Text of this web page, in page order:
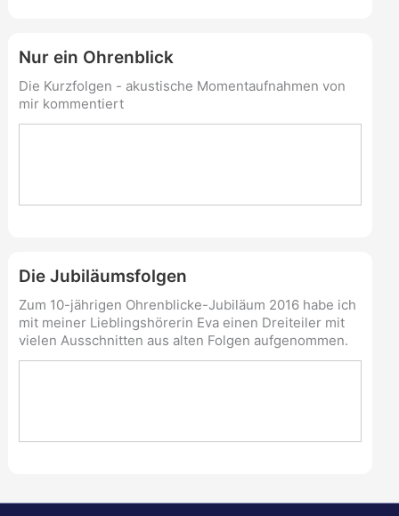
Nur ein Ohrenblick
Die Kurzfolgen - akustische Momentaufnahmen von
mir kommentiert
Die Jubiläumsfolgen
Zum 10-jährigen Ohrenblicke-Jubiläum 2016 habe ich
mit meiner Lieblingshörerin Eva einen Dreiteiler mit
vielen Ausschnitten aus alten Folgen aufgenommen.